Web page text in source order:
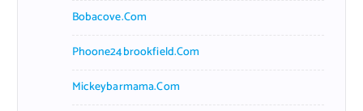
Bobacove.com
Phoone24brookfield.com
Mickeybarmama.com